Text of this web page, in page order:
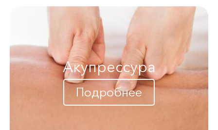
Акупрессура
Подробнее